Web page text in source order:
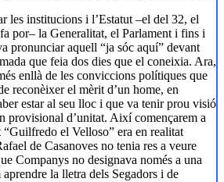
les institucions i l’Estatut –el del 32, el
por– la Generalitat, el Parlament i fins i
pronunciar aquell “ja sóc aquí” devant
que feia dos dies que el coneixia. Ara,
enllà de les conviccions polítiques que
reconèixer el mèrit d’un home, en
estar al seu lloc i que va tenir prou visió
provisional d’unitat. Així començarem a
“Guilfredo el Velloso” era en realitat
de Casanoves no tenia res a veure
Companys no designava només a una
la lletra dels Segadors i de